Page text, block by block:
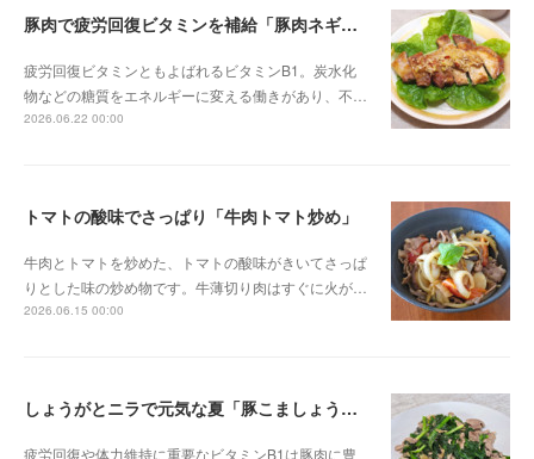
豚肉で疲労回復ビタミンを補給「豚肉ネギソース」
疲労回復ビタミンともよばれるビタミンB1。炭水化
物などの糖質をエネルギーに変える働きがあり、不…
2026.06.22 00:00
トマトの酸味でさっぱり「牛肉トマト炒め」
牛肉とトマトを炒めた、トマトの酸味がきいてさっぱ
りとした味の炒め物です。牛薄切り肉はすぐに火が…
2026.06.15 00:00
しょうがとニラで元気な夏「豚こましょうが炒め」
疲労回復や体力維持に重要なビタミンB1は豚肉に豊